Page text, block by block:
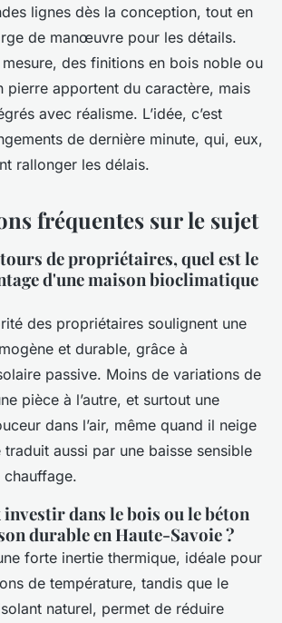
lignes dès la conception, tout en
de manœuvre pour les détails.
des finitions en bois noble ou
pierre apportent du caractère, mais
avec réalisme. L’idée, c’est
de dernière minute, qui, eux,
rallonger les délais.
fréquentes sur le sujet
de propriétaires, quel est le
d'une maison bioclimatique
des propriétaires soulignent une
et durable, grâce à
passive. Moins de variations de
pièce à l’autre, et surtout une
dans l’air, même quand il neige
aussi par une baisse sensible
dans le bois ou le béton
durable en Haute-Savoie ?
forte inertie thermique, idéale pour
de température, tandis que le
naturel, permet de réduire